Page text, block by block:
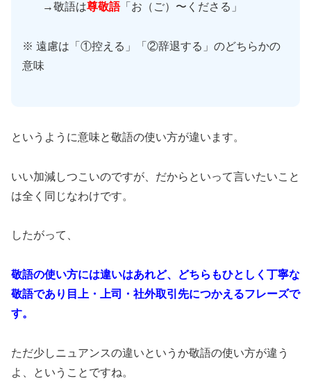
→敬語は尊敬語「お（ご）〜くださる」
※ 遠慮は「①控える」「②辞退する」のどちらかの
意味
というように意味と敬語の使い方が違います。
いい加減しつこいのですが、だからといって言いたいこと
は全く同じなわけです。
したがって、
敬語の使い方には違いはあれど、どちらもひとしく丁寧な
敬語であり目上・上司・社外取引先につかえるフレーズで
す。
ただ少しニュアンスの違いというか敬語の使い方が違う
よ、ということですね。